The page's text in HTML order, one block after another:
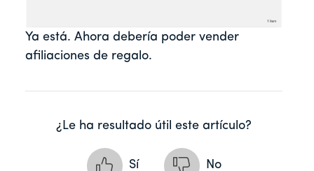
Ya está. Ahora debería poder vender
afiliaciones de regalo.
¿Le ha resultado útil este artículo?
Sí No